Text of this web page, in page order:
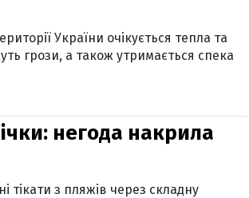
України очікується тепла та
грози, а також утримається спека
негода накрила
тікати з пляжів через складну